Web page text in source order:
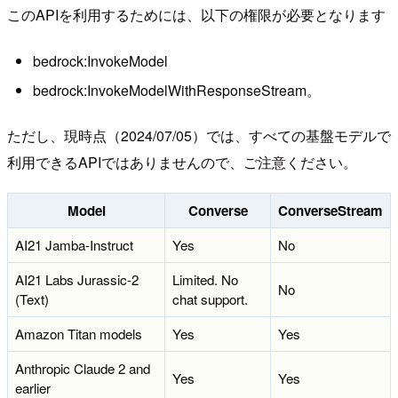
このAPIを利用するためには、以下の権限が必要となります
bedrock:InvokeModel
bedrock:InvokeModelWithResponseStream。
ただし、現時点（2024/07/05）では、すべての基盤モデルで
利用できるAPIではありませんので、ご注意ください。
Model Converse ConverseStream
AI21 Jamba-Instruct Yes
No
AI21 Labs Jurassic-2
(Text)
Limited. No
chat support.
No
Amazon Titan models Yes
Yes
Anthropic Claude 2 and
earlier
Yes Yes